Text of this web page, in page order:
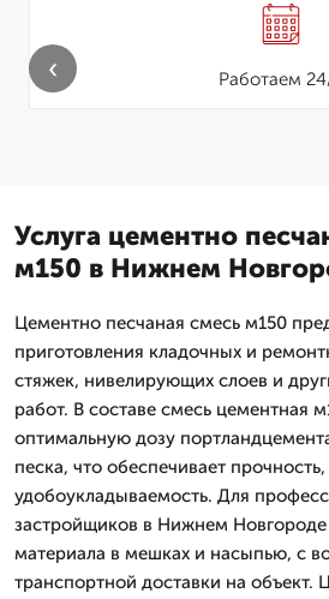
Работаем
‹
Услуга цементно
м150 в Нижнем
Цементно песчаная смесь м150
приготовления кладочных и
стяжек, нивелирующих слоев и
работ. В составе смесь цементная
оптимальную дозу
песка, что обеспечивает
удобоукладываемость. Для
застройщиков в Нижнем Новгороде
материала в мешках и насыпью, с
транспортной доставки на объект.